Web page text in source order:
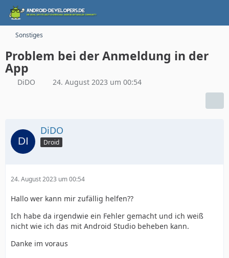
Sonstiges
Problem bei der Anmeldung in der
App
DiDO 24. August 2023 um 00:54
DiDO
Droid
24. August 2023 um 00:54
Hallo wer kann mir zufällig helfen??
Ich habe da irgendwie ein Fehler gemacht und ich weiß
nicht wie ich das mit Android Studio beheben kann.
Danke im voraus